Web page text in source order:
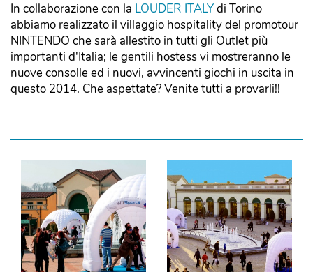
In collaborazione con la LOUDER ITALYdi Torino
abbiamo realizzato il villaggio hospitality del promotour
NINTENDO che sarà allestito in tutti gli Outlet più
importanti d'Italia; le gentili hostess vi mostreranno le
nuove consolle ed i nuovi, avvincenti giochi in uscita in
questo 2014. Che aspettate? Venite tutti a provarli!!